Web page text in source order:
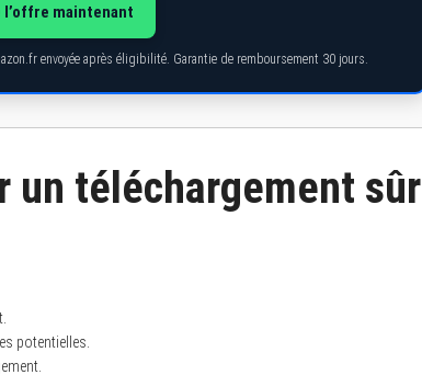
maintenant
envoyée après éligibilité. Garantie de remboursement 30 jours.
un téléchargement sûr
potentielles.